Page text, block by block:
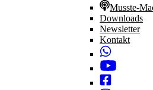
Musste-
Downloads
Newsletter
Kontakt